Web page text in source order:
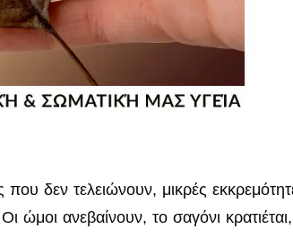
δεν τελειώνουν, μικρές
ανεβαίνουν, το σαγόνι